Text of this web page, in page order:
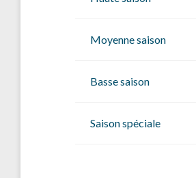
Moyenne saison
Basse saison
Saison spéciale